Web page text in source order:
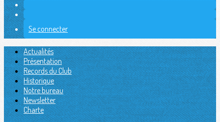
Se connecter
Actualités
Présentation
Records du Club
Historique
Notre bureau
Newsletter
Charte